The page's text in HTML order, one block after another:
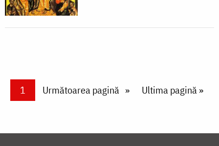
PaginareCurrent page
1 Next page
Următoarea pagină Last page
Ultima pagină »